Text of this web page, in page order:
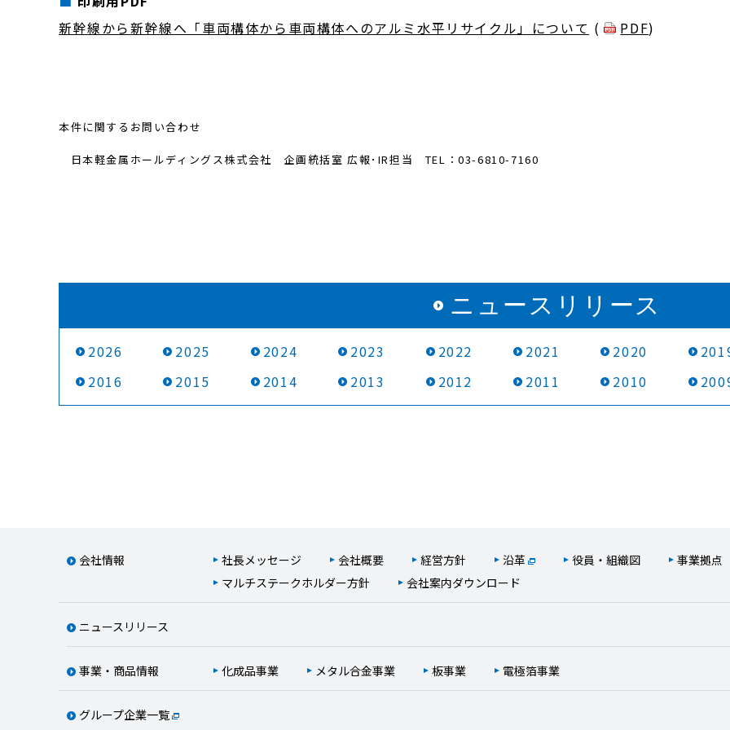
新幹線から新幹線へ「車両構体から車両構体へのアルミ水平リサイクル」について ( PDF)
本件に関するお問い合わせ
日本軽金属ホールディングス株式会社 企画統括室 広報･IR担当 TEL：03-6810-7160
ニュースリリース
2026 2025 2024 2023 2022 2021 2020
2016
2015 2014 2013 2012 2011 2010
会社情報 社長メッセージ 会社概要 経営方針 沿革 役員・組織図 事業拠点
マルチステークホルダー方針
会社案内ダウンロード
ニュースリリース
事業・商品情報 化成品事業 メタル合金事業 板事業 電極箔事業
グループ企業一覧